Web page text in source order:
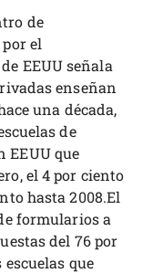
de
el
EEUU señala
enseñan
una década,
de
EEUU que
el 4 por ciento
hasta 2008.El
formularios a
del 76 por
que